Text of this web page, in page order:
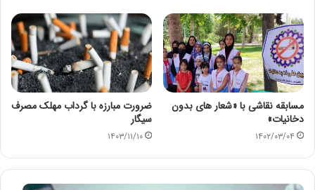
مسابقه نقاشی با «شعار های بدون
دخانیات»
۱۴۰۲/۰۳/۰۴
ضرورت مبارزه با گرداب مهلک مصرف
سیگار
۱۴۰۳/۱۱/۱۰